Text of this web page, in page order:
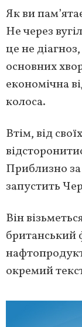
Як ви
Не через
це не
основних
економічна
колоса.
Втім, від
Приблизно за
запустить
Він
британський
окремий